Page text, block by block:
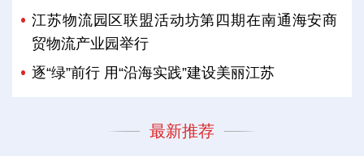
江苏物流园区联盟活动坊第四期在南通海安商
贸物流产业园举行
逐“绿”前行 用“沿海实践”建设美丽江苏
最新推荐